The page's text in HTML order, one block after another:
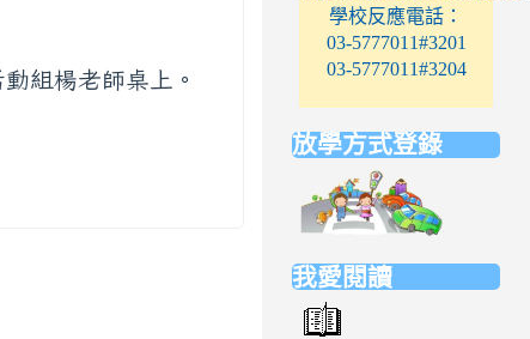
組楊老師桌上。
學校反應電話：
03-5777011#3201
03-5777011#3204
放學方式登錄
https://
我愛閱讀